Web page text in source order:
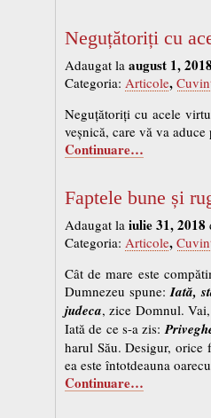
Neguțătoriți cu
Adaugat la august 1, 2018
Categoria: Articole,
Neguțătoriți cu acele
veșnică, care vă va
Continuare…
Faptele bune și
Adaugat la iulie 31, 2018
Categoria: Articole,
Cât de mare este
Dumnezeu spune:Iată,
judeca, zice Domnul.
Iată de ce s-a zis:
harul Său. Desigur, orice
ea este întotdeauna
Continuare…